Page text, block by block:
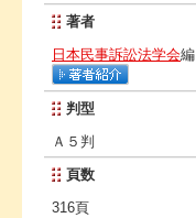
著者
日本民事訴訟法学会編
判型
Ａ５判
頁数
316頁